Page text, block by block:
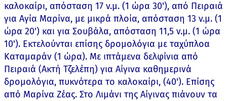
καλοκαίρι, απόσταση 17 ν.μ. (1 ώρα 30'), από Πειραιά
για Αγία Μαρίνα, με μικρά πλοία, απόσταση 13 ν.μ. (1
ώρα 20') και για Σουβάλα, απόσταση 11,5 ν.μ. (1 ώρα
10'). Εκτελούνται επίσης δρομολόγια με ταχύπλοα
Καταμαράν (1 ώρα). Με ιπτάμενα δελφίνια από
Πειραιά (Ακτή Τζελέπη) για Αίγινα καθημερινά
δρομολόγια, πυκνότερα το καλοκαίρι, (40'). Επίσης
από Μαρίνα Ζέας. Στο Λιμάνι της Αίγινας πιάνουν τα